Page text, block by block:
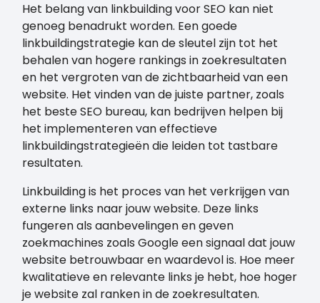
Het belang van linkbuilding voor SEO kan niet
genoeg benadrukt worden. Een goede
linkbuildingstrategie kan de sleutel zijn tot het
behalen van hogere rankings in zoekresultaten
en het vergroten van de zichtbaarheid van een
website. Het vinden van de juiste partner, zoals
het beste SEO bureau, kan bedrijven helpen bij
het implementeren van effectieve
linkbuildingstrategieën die leiden tot tastbare
resultaten.
Linkbuilding is het proces van het verkrijgen van
externe links naar jouw website. Deze links
fungeren als aanbevelingen en geven
zoekmachines zoals Google een signaal dat jouw
website betrouwbaar en waardevol is. Hoe meer
kwalitatieve en relevante links je hebt, hoe hoger
je website zal ranken in de zoekresultaten.